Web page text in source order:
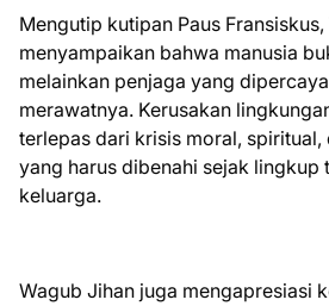
Mengutip kutipan Paus
menyampaikan bahwa manusia
melainkan penjaga yang
merawatnya. Kerusakan
terlepas dari krisis moral, spiritual,
yang harus dibenahi sejak lingkup
keluarga.
Wagub Jihan juga mengapresiasi